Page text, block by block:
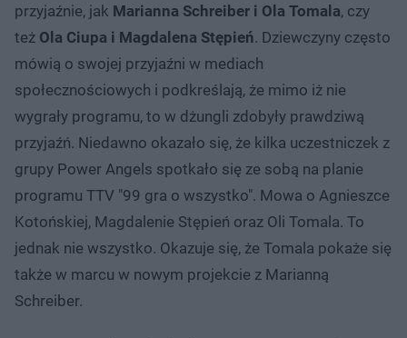
przyjaźnie, jak Marianna Schreiber i Ola Tomala, czy
też Ola Ciupa i Magdalena Stępień. Dziewczyny często
mówią o swojej przyjaźni w mediach
społecznościowych i podkreślają, że mimo iż nie
wygrały programu, to w dżungli zdobyły prawdziwą
przyjaźń. Niedawno okazało się, że kilka uczestniczek z
grupy Power Angels spotkało się ze sobą na planie
programu TTV "99 gra o wszystko". Mowa o Agnieszce
Kotońskiej, Magdalenie Stępień oraz Oli Tomala. To
jednak nie wszystko. Okazuje się, że Tomala pokaże się
także w marcu w nowym projekcie z Marianną
Schreiber.